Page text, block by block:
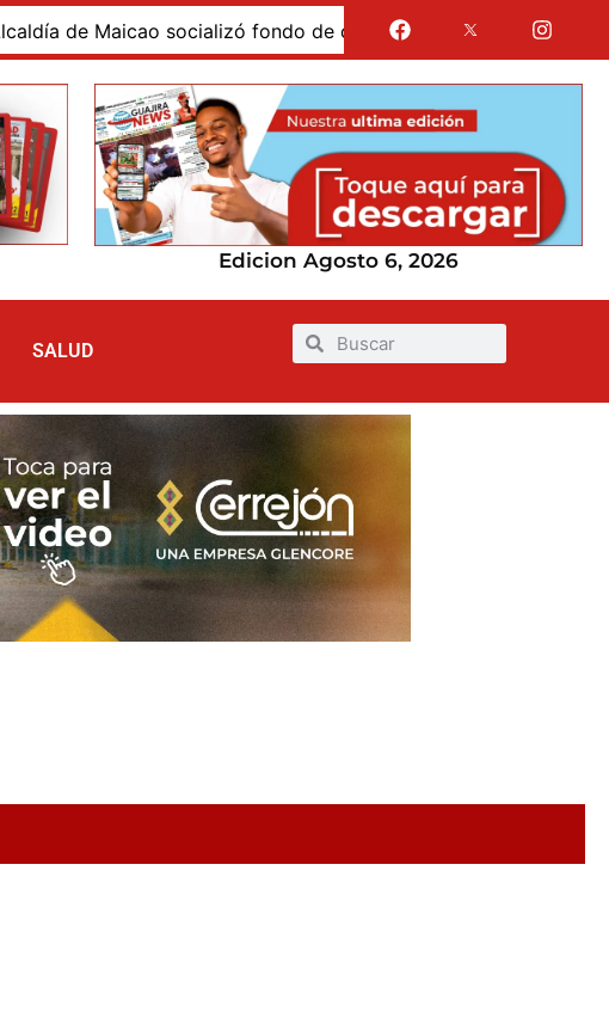
Maicao socializó fondo de crédito educativo condonable para
Edicion Agosto 6, 2026
SALUD